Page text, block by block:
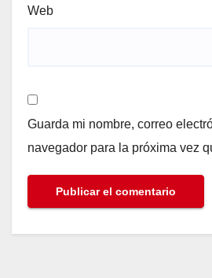
Web
Guarda mi nombre, correo
navegador para la próxima vez